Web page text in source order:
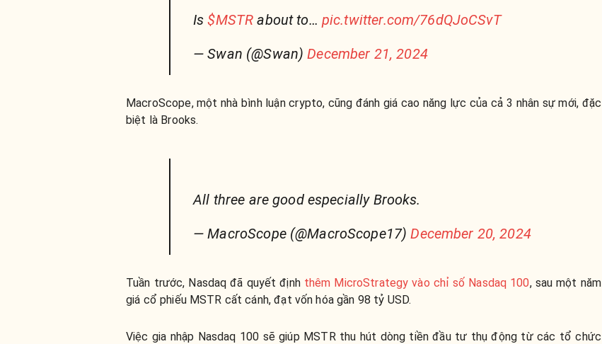
Is$MSTR about to… pic.twitter.com/76dQJoCSvT
— Swan (@Swan)December 21, 2024
MacroScope, một nhà bình luận crypto, cũng đánh giá cao năng lực của cả 3 nhân sự mới, đặc
biệt là Brooks.
All three are good especially Brooks.
— MacroScope (@MacroScope17)December 20, 2024
Tuần trước, Nasdaq đã quyết định thêm MicroStrategy vào chỉ số Nasdaq 100, sau một năm
giá cổ phiếu MSTR cất cánh, đạt vốn hóa gần 98 tỷ USD.
Việc gia nhập Nasdaq 100 sẽ giúp MSTR thu hút dòng tiền đầu tư thụ động từ các tổ chức